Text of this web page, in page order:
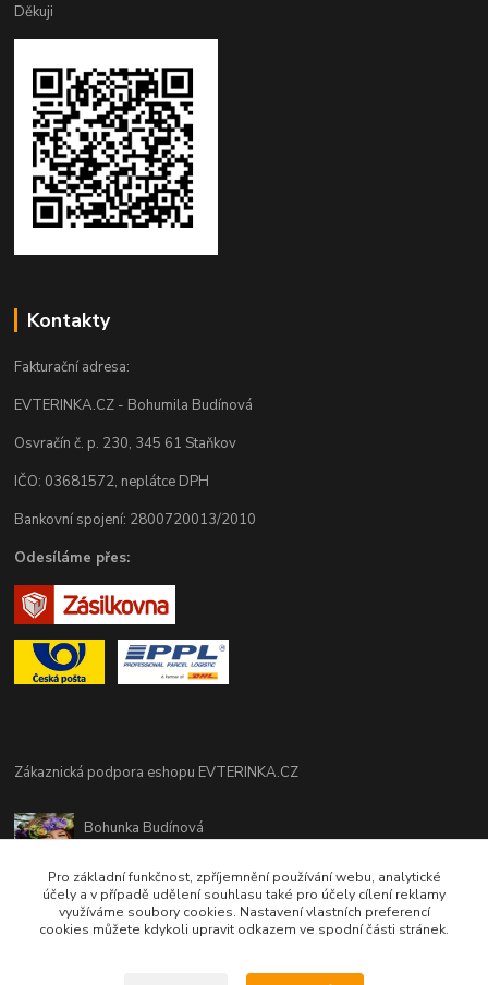
Děkuji
Kontakty
Fakturační adresa:
EVTERINKA.CZ - Bohumila Budínová
Osvračín č. p. 230, 345 61 Staňkov
IČO: 03681572, neplátce DPH
Bankovní spojení: 2800720013/2010
Odesíláme přes:
Zákaznická podpora eshopu EVTERINKA.CZ
Bohunka Budínová
(Po-Pá - 9:00-17:00hod, So 8:00-12:00hod)
obchod@evterinka.cz
Pro základní funkčnost, zpříjemnění používání webu, analytické
účely a v případě udělení souhlasu také pro účely cílení reklamy
využíváme soubory cookies. Nastavení vlastních preferencí
cookies můžete kdykoli upravit odkazem ve spodní části stránek.